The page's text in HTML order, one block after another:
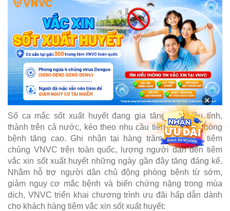
Số ca mắc sốt xuất huyết đang gia tăng tại nhiều tỉnh,
thành trên cả nước, kéo theo nhu cầu tiêm vắc xin phòng
bệnh tăng cao. Ghi nhận tại hàng trăm trung tâm tiêm
chủng VNVC trên toàn quốc, lượng người dân đến tiêm
vắc xin sốt xuất huyết những ngày gần đây tăng đáng kể.
Nhằm hỗ trợ người dân chủ động phòng bệnh từ sớm,
giảm nguy cơ mắc bệnh và biến chứng nặng trong mùa
dịch, VNVC triển khai chương trình ưu đãi hấp dẫn dành
cho khách hàng tiêm vắc xin sốt xuất huyết:
×